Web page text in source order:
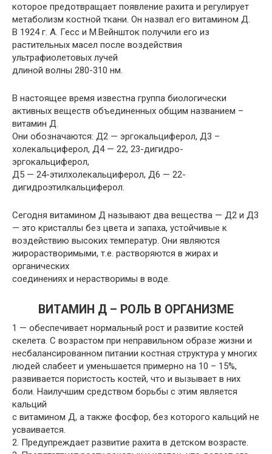
которое предотвращает появление рахита и регулирует
метаболизм костной ткани. Он назвал его витамином Д.
В 1924 г. А. Гесс и М.Вейншток получили его из
растительных масел после воздействия
ультрафиолетовых лучей
длиной волны 280-310 нм.
В настоящее время известна группа биологически
активных веществ объединенных общим названием –
витамин Д.
Они обозначаются: Д2 — эргокальциферол, Д3 –
холекальциферол, Д4 — 22, 23-дигидро-
эргокальциферол,
Д5 — 24-этилхолекальциферол, Д6 — 22-
дигидроэтилкальциферол.
Сегодня витамином Д называют два вещества — Д2 и Д3
— это кристаллы без цвета и запаха, устойчивые к
воздействию высоких температур. Они являются
жирорастворимыми, т.е. растворяются в жирах и
органических
соединениях и нерастворимы в воде.
ВИТАМИН Д – РОЛЬ В ОРГАНИЗМЕ
1 — обеспечивает нормальный рост и развитие костей
скелета. С возрастом при неправильном образе жизни и
несбалансированном питании костная структура у многих
людей слабеет и уменьшается примерно на 10 – 15%,
развивается пористость костей, что и вызывает в них
боли. Наилучшим средством борьбы с этим является
кальций
с витамином Д, а также фосфор, без которого кальций не
усваивается.
2. Предупреждает развитие рахита в детском возрасте.